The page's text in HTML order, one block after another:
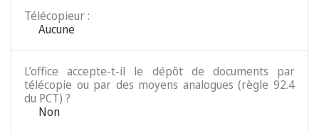
Télécopieur :
Aucune
L’office accepte-t-il le dépôt de documents par
télécopie ou par des moyens analogues (règle 92.4
du PCT) ?
Non